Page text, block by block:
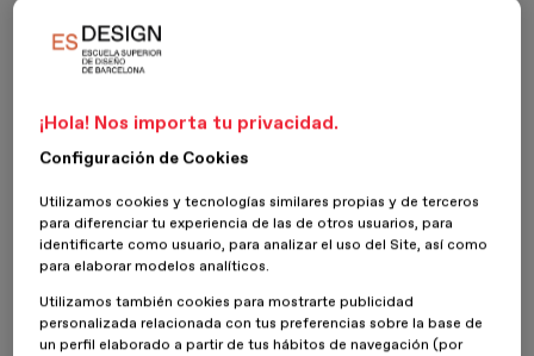
¡Hola! Nos importa tu privacidad.
Configuración de Cookies
Utilizamos cookies y tecnologías similares propias y de terceros
para diferenciar tu experiencia de las de otros usuarios, para
identificarte como usuario, para analizar el uso del Site, así como
para elaborar modelos analíticos.
Utilizamos también cookies para mostrarte publicidad
personalizada relacionada con tus preferencias sobre la base de
un perfil elaborado a partir de tus hábitos de navegación (por